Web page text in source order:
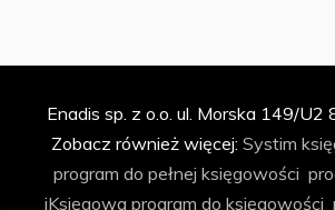
Enadis sp. z o.o. ul. Morska 149/
Zobacz również więcej: Systim
program do pełnej księgowości
iKsięgowa program do księgowości